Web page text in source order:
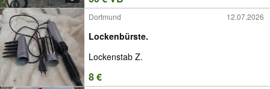
Dortmund 12.07.2026
Lockenbürste.
Lockenstab Z.
8 €